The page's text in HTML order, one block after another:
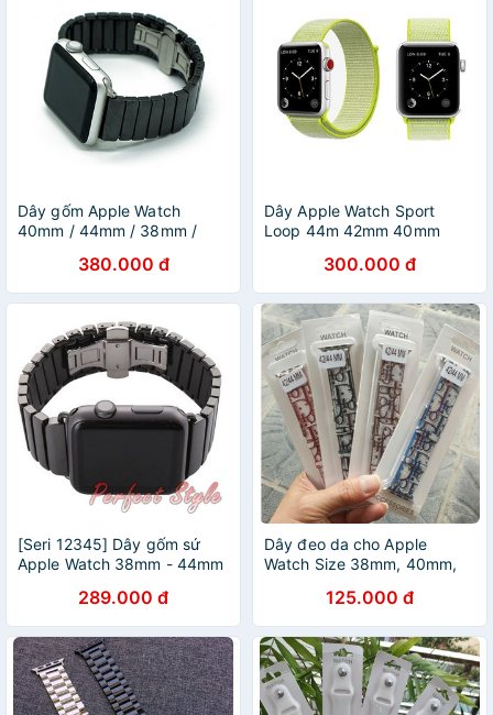
Dây gốm Apple Watch
40mm / 44mm / 38mm /
380.000 đ
Dây Apple Watch Sport
Loop 44m 42mm 40mm
300.000 đ
[Seri 12345] Dây gốm sứ
Apple Watch 38mm - 44mm
289.000 đ
Dây đeo da cho Apple
Watch Size 38mm, 40mm,
cực sang trọng
125.000 đ